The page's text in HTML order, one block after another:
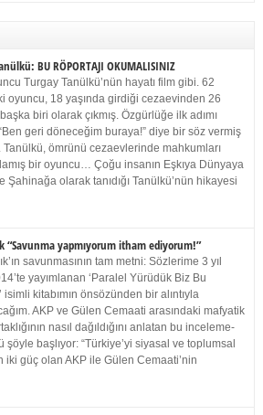
BU RÖPORTAJI OKUMALISINIZ
Turgay Tanülkü’nün hayatı film gibi. 62
oyuncu, 18 yaşında girdiği cezaevinden 26
biri olarak çıkmış. Özgürlüğe ilk adımı
geri döneceğim buraya!” diye bir söz vermiş
Tanülkü, ömrünü cezaevlerinde mahkumları
bir oyuncu… Çoğu insanın Eşkıya Dünyaya
olarak tanıdığı Tanülkü’nün hikayesi
“Savunma yapmıyorum itham ediyorum!”
savunmasının tam metni: Sözlerime 3 yıl
yayımlanan ‘Paralel Yürüdük Biz Bu
isimli kitabımın önsözünden bir alıntıyla
AKP ve Gülen Cemaati arasındaki mafyatik
nasıl dağıldığını anlatan bu inceleme-
şöyle başlıyor: “Türkiye’yi siyasal ve toplumsal
güç olan AKP ile Gülen Cemaati’nin